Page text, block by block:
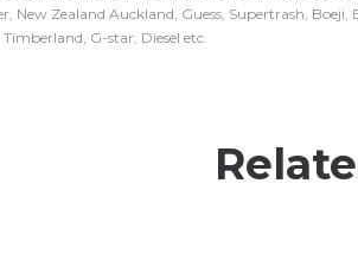
New Zealand Auckland, Guess, Supertrash, Boeji,
G-star, Diesel etc.